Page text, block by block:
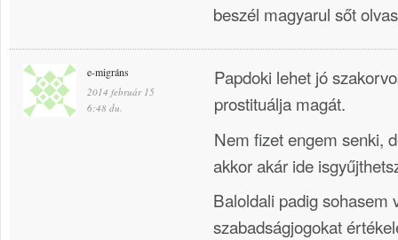
beszél magyarul sőt
e-migráns
2014 február 15
6:48 du.
Papdoki lehet jó
prostituálja magát.
Nem fizet engem senki,
akkor akár ide
Baloldali padig sohasem
szabadságjogokat